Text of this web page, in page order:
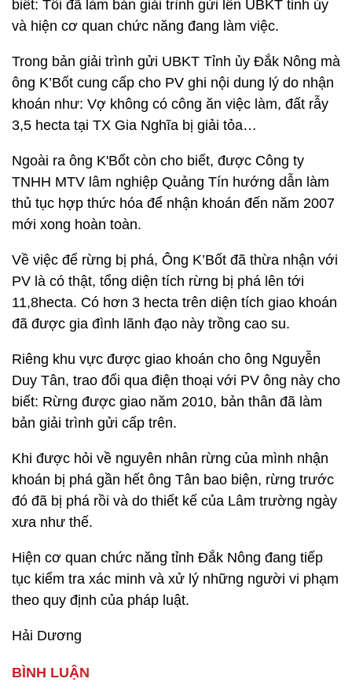
biết: Tôi đã làm bản giải trình gửi lên UBKT tỉnh ủy
và hiện cơ quan chức năng đang làm việc.
Trong bản giải trình gửi UBKT Tỉnh ủy Đắk Nông mà
ông K’Bốt cung cấp cho PV ghi nội dung lý do nhận
khoán như: Vợ không có công ăn việc làm, đất rẫy
3,5 hecta tại TX Gia Nghĩa bị giải tỏa…
Ngoài ra ông K'Bốt còn cho biết, được Công ty
TNHH MTV lâm nghiệp Quảng Tín hướng dẫn làm
thủ tục hợp thức hóa để nhận khoán đến năm 2007
mới xong hoàn toàn.
Về việc để rừng bị phá, Ông K’Bốt đã thừa nhận với
PV là có thật, tổng diện tích rừng bị phá lên tới
11,8hecta. Có hơn 3 hecta trên diện tích giao khoán
đã được gia đình lãnh đạo này trồng cao su.
Riêng khu vực được giao khoán cho ông Nguyễn
Duy Tân, trao đổi qua điện thoại với PV ông này cho
biết: Rừng được giao năm 2010, bản thân đã làm
bản giải trình gửi cấp trên.
Khi được hỏi về nguyên nhân rừng của mình nhận
khoán bị phá gần hết ông Tân bao biện, rừng trước
đó đã bị phá rồi và do thiết kế của Lâm trường ngày
xưa như thế.
Hiện cơ quan chức năng tỉnh Đắk Nông đang tiếp
tục kiểm tra xác minh và xử lý những người vi phạm
theo quy định của pháp luật.
Hải Dương